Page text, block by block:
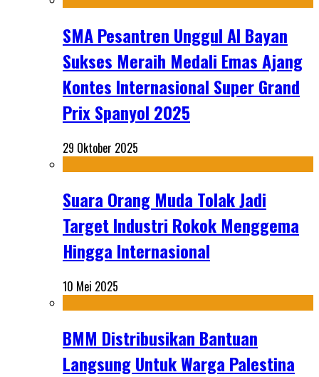
SMA Pesantren Unggul Al Bayan
Sukses Meraih Medali Emas Ajang
Kontes Internasional Super Grand
Prix Spanyol 2025
29 Oktober 2025
Suara Orang Muda Tolak Jadi
Target Industri Rokok Menggema
Hingga Internasional
10 Mei 2025
BMM Distribusikan Bantuan
Langsung Untuk Warga Palestina